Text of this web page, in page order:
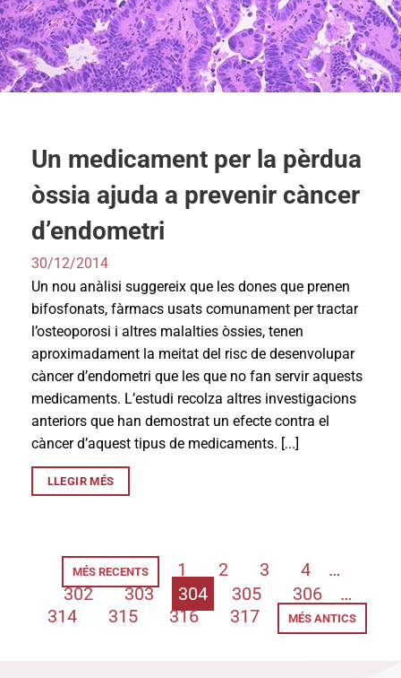
Un medicament per la pèrdua
òssia ajuda a prevenir càncer
d’endometri
30/12/2014
Un nou anàlisi suggereix que les dones que prenen
bifosfonats, fàrmacs usats comunament per tractar
l’osteoporosi i altres malalties òssies, tenen
aproximadament la meitat del risc de desenvolupar
càncer d’endometri que les que no fan servir aquests
medicaments. L’estudi recolza altres investigacions
anteriors que han demostrat un efecte contra el
càncer d’aquest tipus de medicaments. [...]
LLEGIR MÉS
MÉS RECENTS 1 2 3 4
…
302
303 304 305 306
…
314
315 316 317 MÉS ANTICS